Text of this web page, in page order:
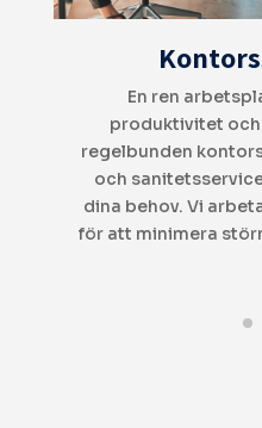
Flyttstäd kan vara
hela processen,
mäklarnas riktlinjer
bostad lämnas
nästa boende.
50 %